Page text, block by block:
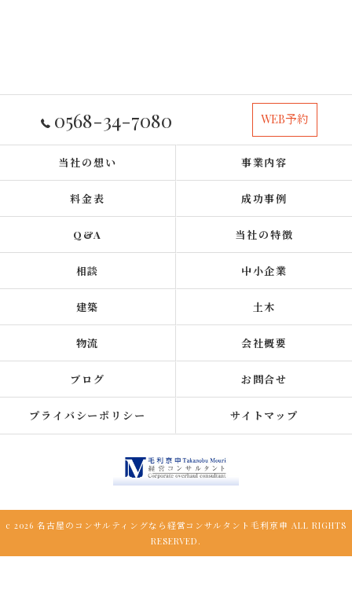
0568-34-7080 WEB予約
当社の想い 事業内容
料金表 成功事例
Q&A 当社の特徴
相談 中小企業
建築 土木
物流 会社概要
ブログ お問合せ
プライバシーポリシー サイトマップ
c 2026 名古屋のコンサルティングなら経営コンサルタント毛利京申 ALL RIGHTS
RESERVED.